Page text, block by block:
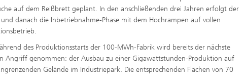
auf dem Reißbrett geplant. In den anschließenden drei Jahren erfolgt der
danach die Inbetriebnahme-Phase mit dem Hochrampen auf vollen
des Produktionsstarts der 100-MWh-Fabrik wird bereits der nächste
Angriff genommen: der Ausbau zu einer Gigawattstunden-Produktion auf
Gelände im Industriepark. Die entsprechenden Flächen von 70